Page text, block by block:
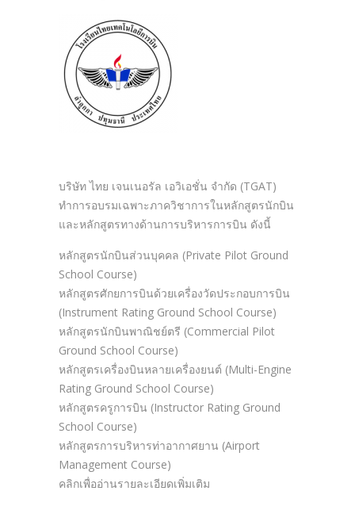
บริษัท ไทย เจนเนอรัล เอวิเอชั่น จำกัด (TGAT)
ทำการอบรมเฉพาะภาควิชาการในหลักสูตรนักบิน
และหลักสูตรทางด้านการบริหารการบิน ดังนี้
หลักสูตรนักบินส่วนบุคคล (Private Pilot Ground
School Course)
หลักสูตรศักยการบินด้วยเครื่องวัดประกอบการบิน
(Instrument Rating Ground School Course)
หลักสูตรนักบินพาณิชย์ตรี (Commercial Pilot
Ground School Course)
หลักสูตรเครื่องบินหลายเครื่องยนต์ (Multi-Engine
Rating Ground School Course)
หลักสูตรครูการบิน (Instructor Rating Ground
School Course)
หลักสูตรการบริหารท่าอากาศยาน (Airport
Management Course)
คลิกเพื่ออ่านรายละเอียดเพิ่มเติม